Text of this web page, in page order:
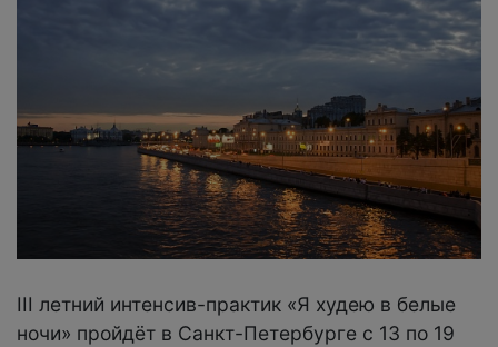
III летний интенсив-практик «Я худею в белые
ночи» пройдёт в Санкт-Петербурге с 13 по 19